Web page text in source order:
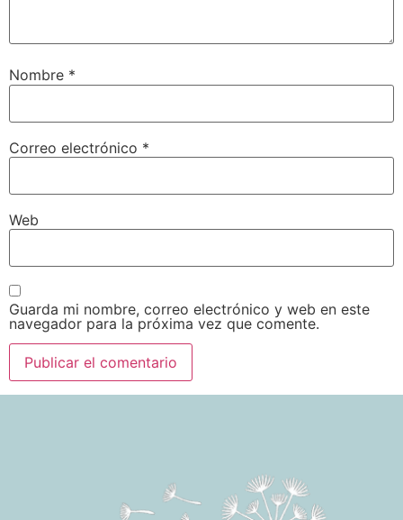
Nombre *
Correo electrónico *
Web
Guarda mi nombre, correo electrónico y web en este
navegador para la próxima vez que comente.